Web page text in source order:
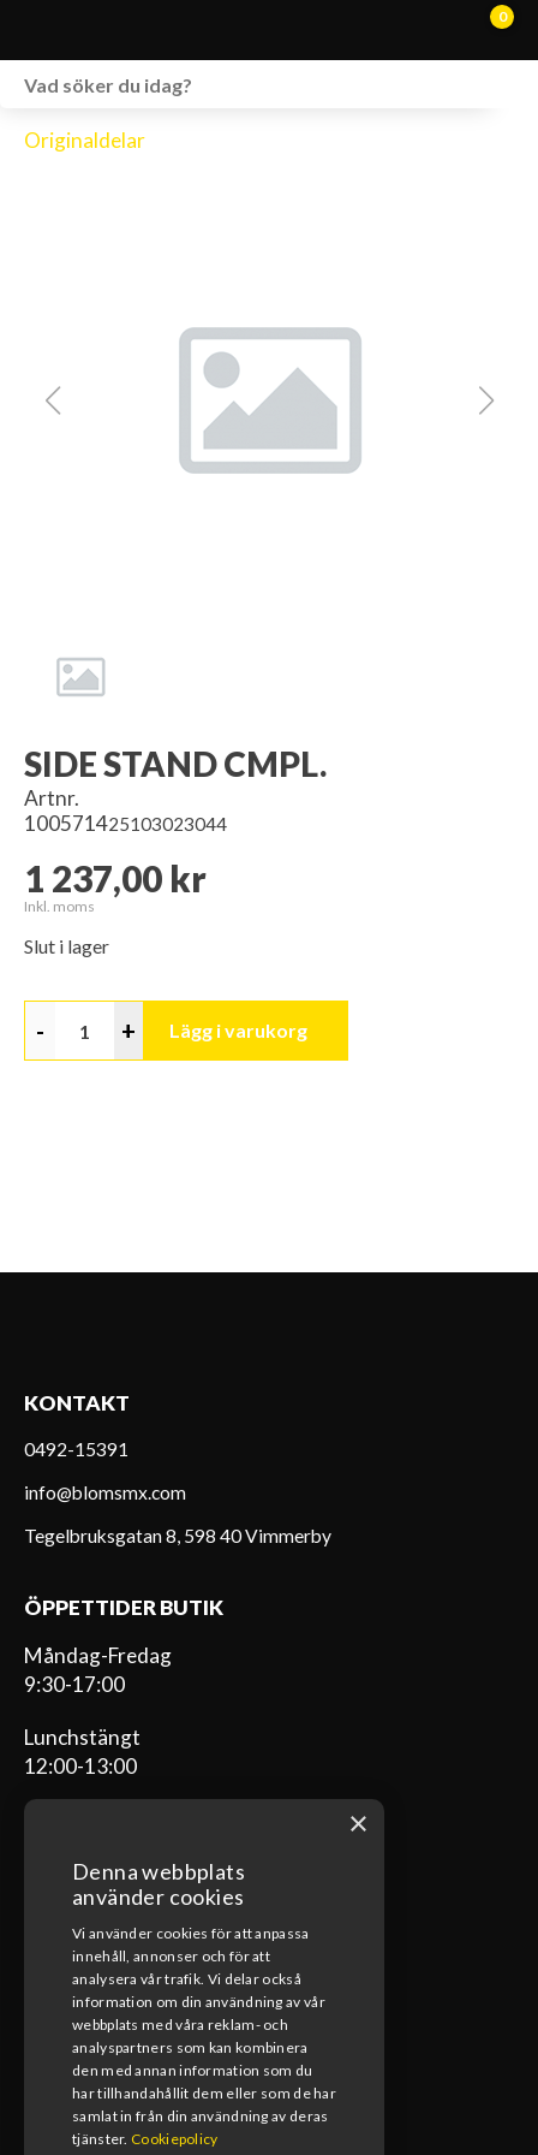
0
KONTAKT
Originaldelar
SIDE STAND CMPL.
Artnr.
100571425103023044
1 237,00 kr
Inkl. moms
Slut i lager
- + Lägg i varukorg
KONTAKT
0492-15391
info@blomsmx.com
Tegelbruksgatan 8, 598 40 Vimmerby
ÖPPETTIDER BUTIK
Måndag-Fredag
9:30-17:00
Lunchstängt
12:00-13:00
ÖPPETTIDER VERKSTAD
Måndag-Fredag
08:00-17:00
Lunchstängt
12:00-13:00
×
Denna webbplats
använder cookies
Vi använder cookies för att anpassa
innehåll, annonser och för att
analysera vår trafik. Vi delar också
information om din användning av vår
webbplats med våra reklam- och
analyspartners som kan kombinera
den med annan information som du
har tillhandahållit dem eller som de har
samlat in från din användning av deras
tjänster. Cookiepolicy